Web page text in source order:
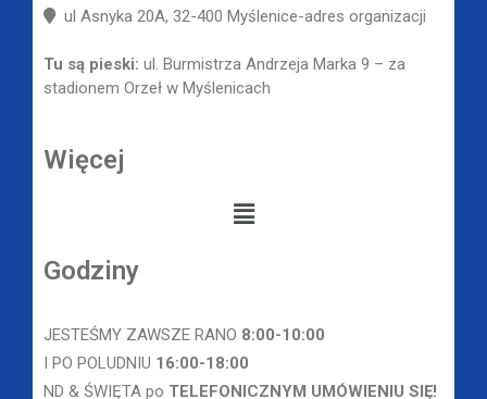
ul Asnyka 20A, 32-400 Myślenice-adres organizacji
Tu są pieski: ul. Burmistrza Andrzeja Marka 9 – za
stadionem Orzeł w Myślenicach
Więcej
Godziny
JESTEŚMY ZAWSZE RANO 8:00-10:00
I PO POLUDNIU 16:00-18:00
ND & ŚWIĘTA po TELEFONICZNYM UMÓWIENIU SIĘ!